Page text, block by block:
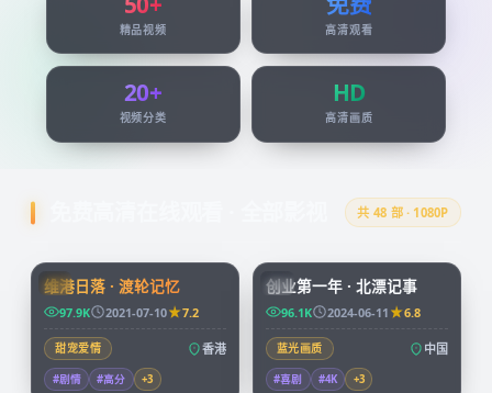
精品视频 高清观看
20+
视频分类
HD
高清画质
共 48 部 · 1080P
HK
维港日落 · 渡轮记忆
97.9K 2021-07-10 7.2
甜宠爱情 香港
#剧情 #高分 +3
CN
创业第一年 · 北漂记事
96.1K 2024-06-11 6.8
蓝光画质 中国
#喜剧 #4K +3